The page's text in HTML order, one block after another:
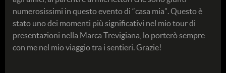
numerosissimi in questo evento di “casa mia”. Questo è
stato uno dei momenti più significativi nel mio tour di
presentazioni nella Marca Trevigiana, lo porterò sempre
con me nel mio viaggio tra i sentieri. Grazie!